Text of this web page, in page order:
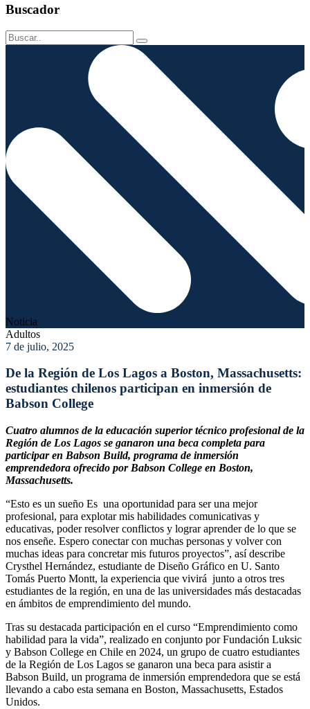
Buscador
Noticia
Adultos
7 de julio, 2025
De la Región de Los Lagos a Boston, Massachusetts:
estudiantes chilenos participan en inmersión de
Babson College
Cuatro alumnos de la educación superior técnico profesional de la
Región de Los Lagos se ganaron una beca completa para
participar en Babson Build, programa de inmersión
emprendedora ofrecido por Babson College en Boston,
Massachusetts.
“Esto es un sueño Es una oportunidad para ser una mejor
profesional, para explotar mis habilidades comunicativas y
educativas, poder resolver conflictos y lograr aprender de lo que se
nos enseñe. Espero conectar con muchas personas y volver con
muchas ideas para concretar mis futuros proyectos”, así describe
Crysthel Hernández, estudiante de Diseño Gráfico en U. Santo
Tomás Puerto Montt, la experiencia que vivirá junto a otros tres
estudiantes de la región, en una de las universidades más destacadas
en ámbitos de emprendimiento del mundo.
Tras su destacada participación en el curso “Emprendimiento como
habilidad para la vida”, realizado en conjunto por Fundación Luksic
y Babson College en Chile en 2024, un grupo de cuatro estudiantes
de la Región de Los Lagos se ganaron una beca para asistir a
Babson Build, un programa de inmersión emprendedora que se está
llevando a cabo esta semana en Boston, Massachusetts, Estados
Unidos.